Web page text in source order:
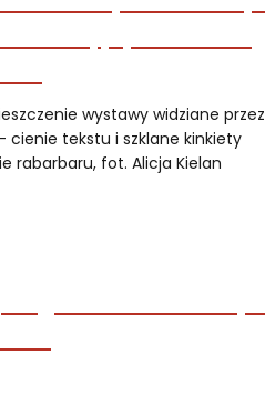
wystawy widziane przez
cienie tekstu i szklane kinkiety
rabarbaru, fot. Alicja Kielan